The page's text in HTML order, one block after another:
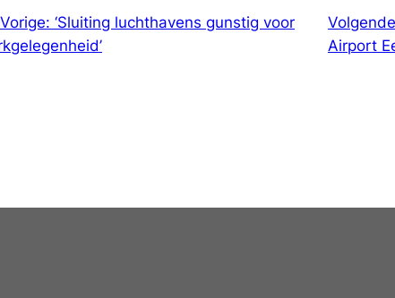
Vorige: ‘Sluiting luchthavens gunstig voor
Airport